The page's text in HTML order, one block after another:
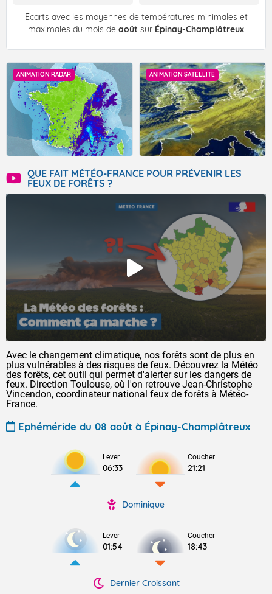
Écarts avec les moyennes de températures minimales et
maximales du mois de août sur Épinay-Champlâtreux
ANIMATION RADAR ANIMATION SATELLITE
QUE FAIT MÉTÉO-FRANCE POUR PRÉVENIR LES
FEUX DE FORÊTS ?
Avec le changement climatique, nos forêts sont de plus en
plus vulnérables à des risques de feux. Découvrez la Météo
des forêts, cet outil qui permet d'alerter sur les dangers de
feux. Direction Toulouse, où l'on retrouve Jean-Christophe
Vincendon, coordinateur national feux de forêts à Météo-
France.
Ephéméride du 08 août à Épinay-Champlâtreux
Lever
06:33
Coucher
21:21
Dominique
Lever
01:54
Coucher
18:43
Dernier Croissant